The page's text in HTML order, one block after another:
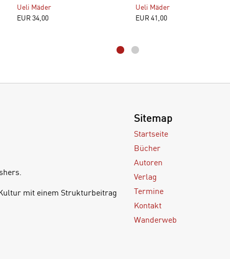
Ueli Mäder
EUR 34,00
Ueli Mäder
EUR41,00
mit einem Strukturbeitrag
Sitemap
Startseite
Bücher
Autoren
Verlag
Termine
Kontakt
Wanderweb